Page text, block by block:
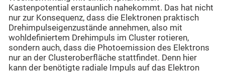
Kastenpotential erstaunlich nahekommt. Das hat nicht
nur zur Konsequenz, dass die Elektronen praktisch
Drehimpulseigenzustände annehmen, also mit
wohldefiniertem Drehimpuls im Cluster rotieren,
sondern auch, dass die Photoemission des Elektrons
nur an der Clusteroberfläche stattfindet. Denn hier
kann der benötigte radiale Impuls auf das Elektron